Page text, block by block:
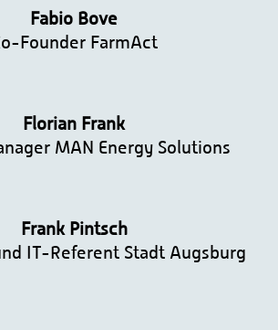
Fabio Bove
Founder FarmAct
Florian Frank
MAN Energy Solutions
Frank Pintsch
IT-Referent Stadt Augsburg